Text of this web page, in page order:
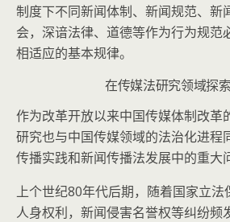
制度下不同新闻体制、新闻规范、新
会，深谙法律、道德等作为行为规范
相适应的基本规律。
在传媒法研究领域探
作为改革开放以来中国传媒体制改革
研究也与中国传媒领域的法治化进程
传播实践和新闻传播法发展中的重大
上个世纪80年代后期，随着国家立
人身权利，新闻侵害名誉权等纠纷频